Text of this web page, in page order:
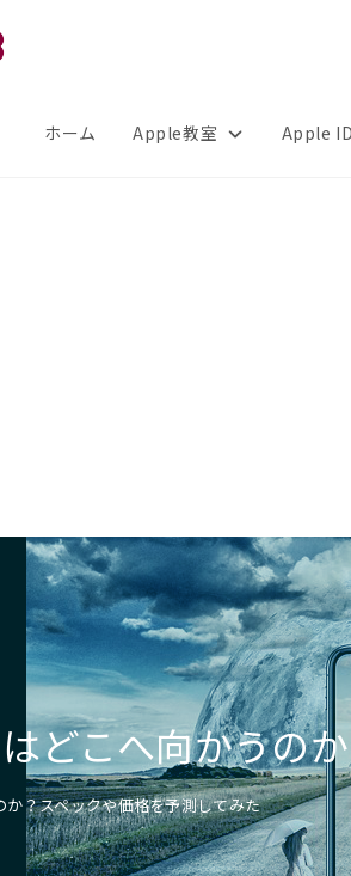
ホーム Apple教室 Apple
どこへ向かうの
？スペックや価格を予測してみた